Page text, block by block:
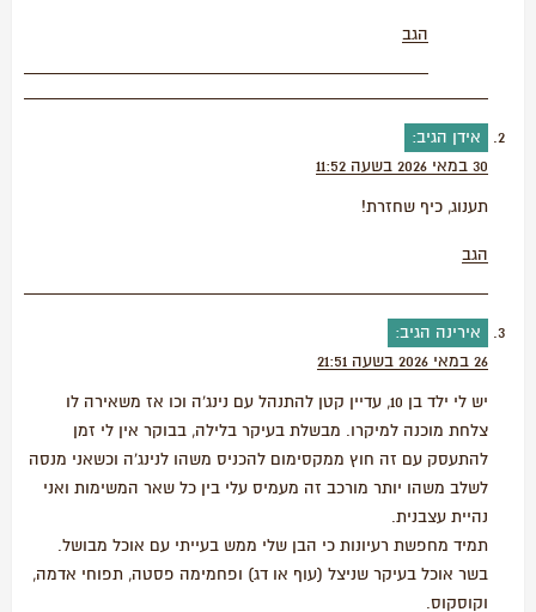
הגב
אידן הגיב:
30 במאי 2026 בשעה 11:52
תענוג, כיף שחזרת!
הגב
אירינה הגיב:
26 במאי 2026 בשעה 21:51
יש לי ילד בן 10, עדיין קטן להתנהל עם נינג'ה וכו אז משאירה לו
צלחת מוכנה למיקרו. מבשלת בעיקר בלילה, בבוקר אין לי זמן
להתעסק עם זה חוץ ממקסימום להכניס משהו לנינג'ה וכשאני מנסה
לשלב משהו יותר מורכב זה מעמיס עלי בין כל שאר המשימות ואני
נהיית עצבנית.
תמיד מחפשת רעיונות כי הבן שלי ממש בעייתי עם אוכל מבושל.
בשר אוכל בעיקר שניצל (עוף או דג) ופחמימה פסטה, תפוחי אדמה,
וקוסקוס.